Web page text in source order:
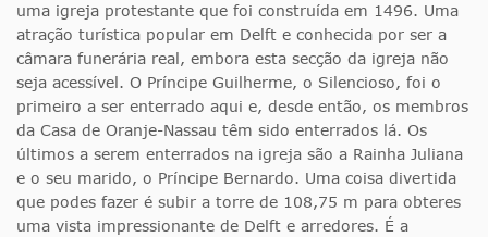
uma igreja protestante que foi construída em 1496. Uma
atração turística popular em Delft e conhecida por ser a
câmara funerária real, embora esta secção da igreja não
seja acessível. O Príncipe Guilherme, o Silencioso, foi o
primeiro a ser enterrado aqui e, desde então, os membros
da Casa de Oranje-Nassau têm sido enterrados lá. Os
últimos a serem enterrados na igreja são a Rainha Juliana
e o seu marido, o Príncipe Bernardo. Uma coisa divertida
que podes fazer é subir a torre de 108,75 m para obteres
uma vista impressionante de Delft e arredores. É a